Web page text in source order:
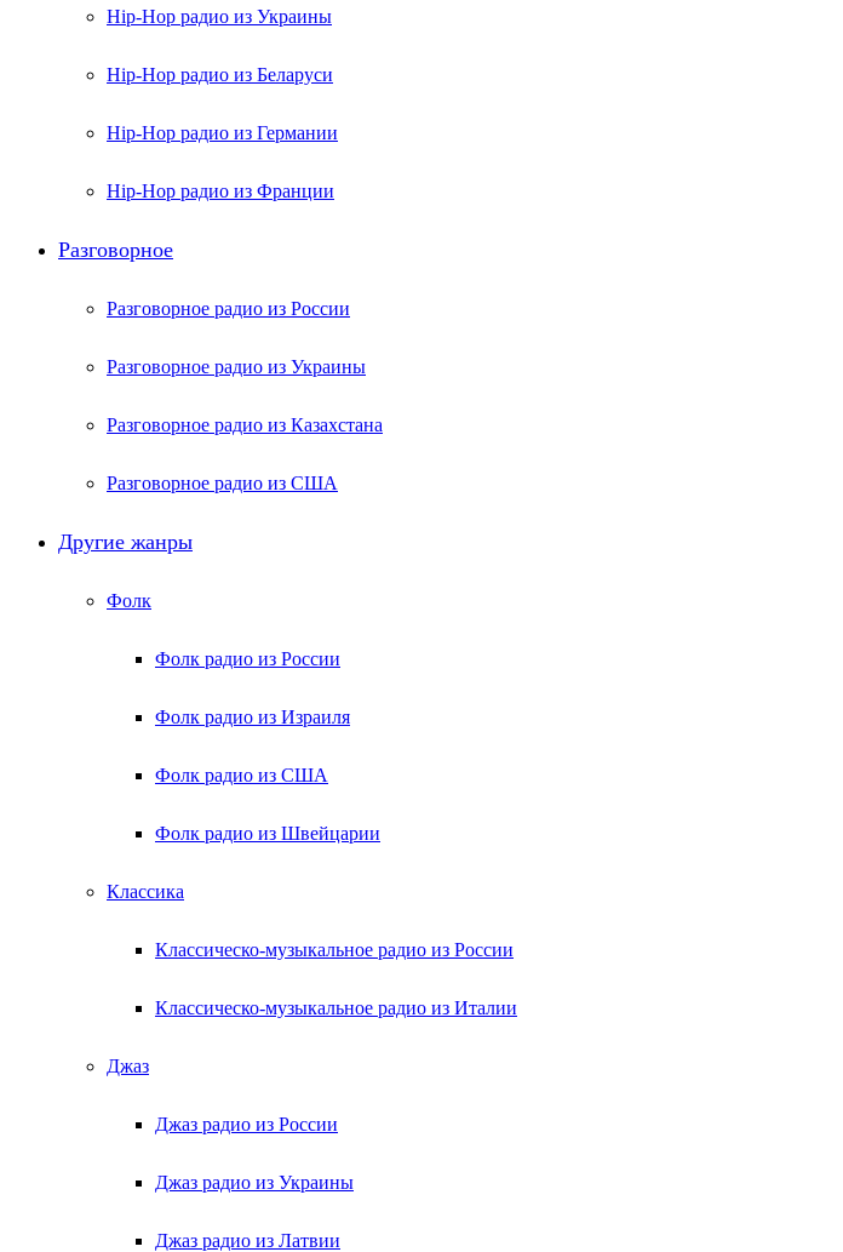
Hip-Hop радио из Украины
Hip-Hop радио из Беларуси
Hip-Hop радио из Германии
Hip-Hop радио из Франции
Разговорное
Разговорное радио из России
Разговорное радио из Украины
Разговорное радио из Казахстана
Разговорное радио из США
Другие жанры
Фолк
Фолк радио из России
Фолк радио из Израиля
Фолк радио из США
Фолк радио из Швейцарии
Классика
Классическо-музыкальное радио из России
Классическо-музыкальное радио из Италии
Джаз
Джаз радио из России
Джаз радио из Украины
Джаз радио из Латвии